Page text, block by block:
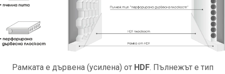
Рамката е дървена (усилена) от HDF. Пълнежът е тип